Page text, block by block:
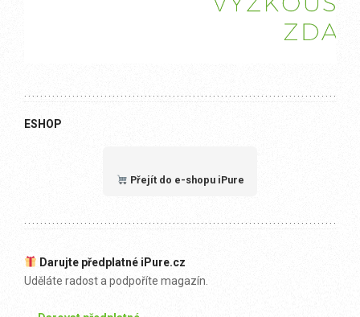
ESHOP
Přejít do e-shopu iPure
Darujte předplatné iPure.cz
Uděláte radost a podpoříte magazín.